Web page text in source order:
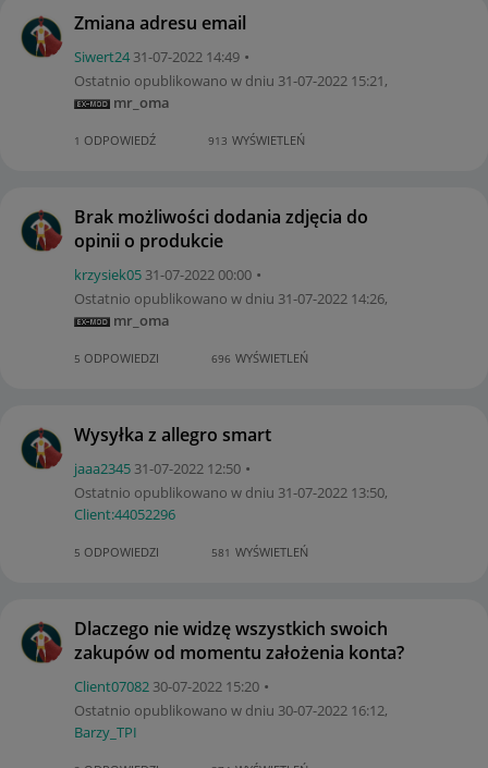
Zmiana adresu email
Siwert24 ‎31-07-2022 14:49
Ostatnio opublikowano w dniu ‎31-07-2022 15:21,
mr_oma
1 ODPOWIEDŹ 913 WYŚWIETLEŃ
Brak możliwości dodania zdjęcia do
opinii o produkcie
krzysiek05 ‎31-07-202200:00
Ostatnio opublikowano w dniu ‎31-07-2022 14:26,
mr_oma
5 ODPOWIEDZI 696 WYŚWIETLEŃ
Wysyłka z allegro smart
jaaa2345 ‎31-07-2022 12:50
Ostatnio opublikowano w dniu ‎31-07-2022 13:50,
Client:44052296
5 ODPOWIEDZI 581 WYŚWIETLEŃ
Dlaczego nie widzę wszystkich swoich
zakupów od momentu założenia konta?
Client07082 ‎30-07-2022 15:20
Ostatnio opublikowano w dniu ‎30-07-2022 16:12,
Barzy_TPI